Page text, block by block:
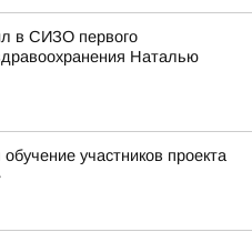
в СИЗО первого
Наталью
участников проекта